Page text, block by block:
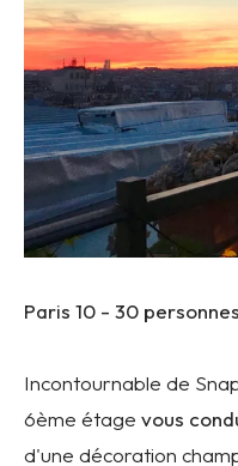
Paris 10 - 30
Incontournable de
6ème étage vous
d'une décoration